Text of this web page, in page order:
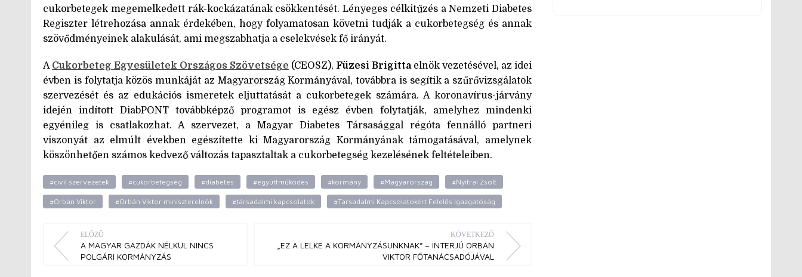
cukorbetegek megemelkedett rák-kockázatának csökkentését. Lényeges célkitűzés a Nemzeti Diabetes
Regiszter létrehozása annak érdekében, hogy folyamatosan követni tudják a cukorbetegség és annak
szövődményeinek alakulását, ami megszabhatja a cselekvések fő irányát.
A Cukorbeteg Egyesületek Országos Szövetsége (CEOSZ), Füzesi Brigitta elnök vezetésével, az idei
évben is folytatja közös munkáját az Magyarország Kormányával, továbbra is segítik a szűrővizsgálatok
szervezését és az edukációs ismeretek eljuttatását a cukorbetegek számára. A koronavírus-járvány
idején indított DiabPONT továbbképző programot is egész évben folytatják, amelyhez mindenki
egyénileg is csatlakozhat. A szervezet, a Magyar Diabetes Társasággal régóta fennálló partneri
viszonyát az elmúlt években egészítette ki Magyarország Kormányának támogatásával, amelynek
köszönhetően számos kedvező változás tapasztaltak a cukorbetegség kezelésének feltételeiben.
#civil szervezetek #cukorbetegség #diabetes #együttműködés #kormány #Magyarország #Nyitrai Zsolt
#Orbán Viktor #Orbán Viktor miniszterelnök #társadalmi kapcsolatok #Társadalmi Kapcsolatokért Felelős Igazgatóság
ELŐZŐ
A MAGYAR GAZDÁK NÉLKÜL NINCS
POLGÁRI KORMÁNYZÁS
KÖVETKEZŐ
„EZ A LELKE A KORMÁNYZÁSUNKNAK” – INTERJÚ ORBÁN
VIKTOR FŐTANÁCSADÓJÁVAL